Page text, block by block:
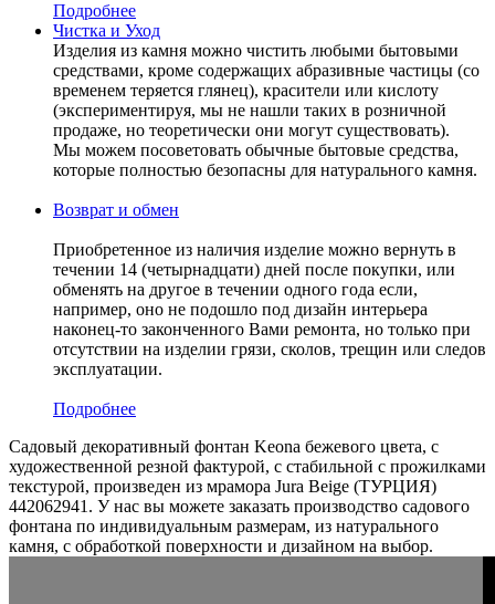
Подробнее
Чистка и Уход
Изделия из камня можно чистить любыми бытовыми
средствами, кроме содержащих абразивные частицы (со
временем теряется глянец), красители или кислоту
(экспериментируя, мы не нашли таких в розничной
продаже, но теоретически они могут существовать).
Мы можем посоветовать обычные бытовые средства,
которые полностью безопасны для натурального камня.
Возврат и обмен
Приобретенное из наличия изделие можно вернуть в
течении 14 (четырнадцати) дней после покупки, или
обменять на другое в течении одного года если,
например, оно не подошло под дизайн интерьера
наконец-то законченного Вами ремонта, но только при
отсутствии на изделии грязи, сколов, трещин или следов
эксплуатации.
Подробнее
Садовый декоративный фонтан Keona бежевого цвета, с
художественной резной фактурой, c стабильной с прожилками
текстурой, произведен из мрамора Jura Beige (ТУРЦИЯ)
442062941. У нас вы можете заказать производство садового
фонтана по индивидуальным размерам, из натурального
камня, с обработкой поверхности и дизайном на выбор.